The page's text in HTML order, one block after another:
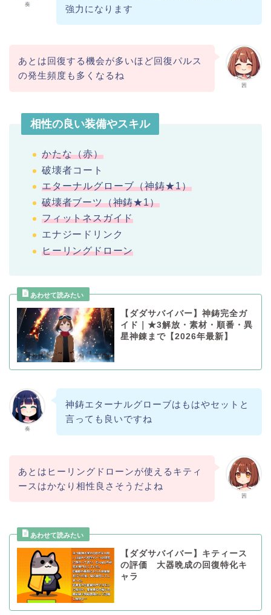
奏
強力になります
茜
あとは回復する機会が多いほど回復パルス
の発生頻度も多くなるね
相性の良い装備やスキル
かたな（赤）
破壊者コート
エターナルグローブ（神鋳★1）
破壊者ブーツ（神鋳★1）
フィットネスガイド
エナジードリンク
ヒーリングドローン
【ダダサバイバー】神鋳完全ガ
イド｜★3解放・素材・順番・異
星神錬まで【2026年最新】
奏
神鋳エターナルグローブはもはやセットと
言っても良いですね
茜
あとはヒーリングドローンが使えるキティ
ースはかなり相性良さそうだよね
【ダダサバイバー】キティース
の評価 大器晩成の回復特化キ
ャラ